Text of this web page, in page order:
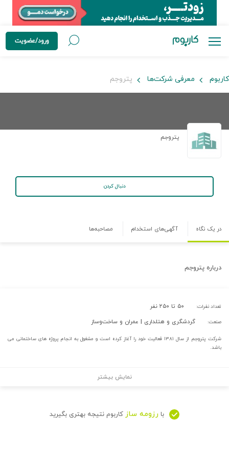
ورود/عضویت
کاربوم معرفی شرکت‌ها پتروجم
پتروجم
دنبال کردن
در یک نگاه آگهی‌های استخدام مصاحبه‌ها
درباره پتروجم
تعداد نفرات: ۵۰ تا ۲۵۰ نفر
صنعت: گردشگری و هتلداری | عمران و ساخت‌وساز
شرکت پتروجم از سال ۱۳۸۱ فعالیت خود را آغاز کرده است و مشغول به انجام پروژه های ساختمانی می
باشد.
نمایش بیشتر
با رزومه ساز کاربوم نتیجه بهتری بگیرید